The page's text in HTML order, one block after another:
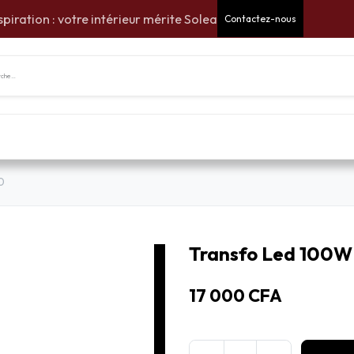
: votre intérieur mérite Solea Contactez-nous
Transfo Led 100W
17 000 CFA